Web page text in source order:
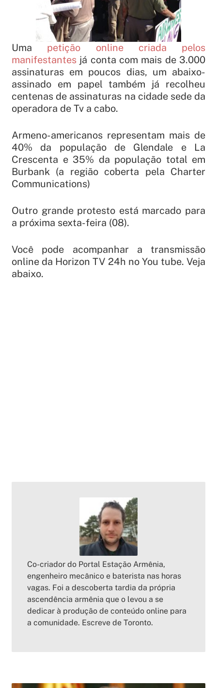
Uma petição online criada pelos
manifestantes já conta com mais de 3.000
assinaturas em poucos dias, um abaixo-
assinado em papel também já recolheu
centenas de assinaturas na cidade sede da
operadora de Tv a cabo.
Armeno-americanos representam mais de
40% da população de Glendale e La
Crescenta e 35% da população total em
Burbank (a região coberta pela Charter
Communications)
Outro grande protesto está marcado para
a próxima sexta-feira (08).
Você pode acompanhar a transmissão
online da Horizon TV 24h no You tube. Veja
abaixo.
Co-criador do Portal Estação Armênia,
engenheiro mecânico e baterista nas horas
vagas. Foi a descoberta tardia da própria
ascendência armênia que o levou a se
dedicar à produção de conteúdo online para
a comunidade. Escreve de Toronto.